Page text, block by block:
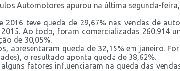
Automotores apurou na última segunda-
teve queda de 29,67% nas vendas de
Ao todo, foram comercializadas 260.914
de 30,05%.
apresentaram queda de 32,15% em janeiro.
o resultado aponta queda de 38,62%.
fatores influenciaram na queda das